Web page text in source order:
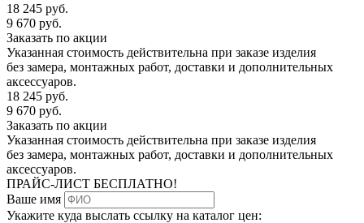
18 245 руб.
9 670 руб.
Заказать по акции
Указанная стоимость действительна при заказе изделия
без замера, монтажных работ, доставки и дополнительных
аксессуаров.
18 245 руб.
9 670 руб.
Заказать по акции
Указанная стоимость действительна при заказе изделия
без замера, монтажных работ, доставки и дополнительных
аксессуаров.
ПРАЙС-ЛИСТ БЕСПЛАТНО!
Ваше имя
Укажите куда выслать ссылку на каталог цен: